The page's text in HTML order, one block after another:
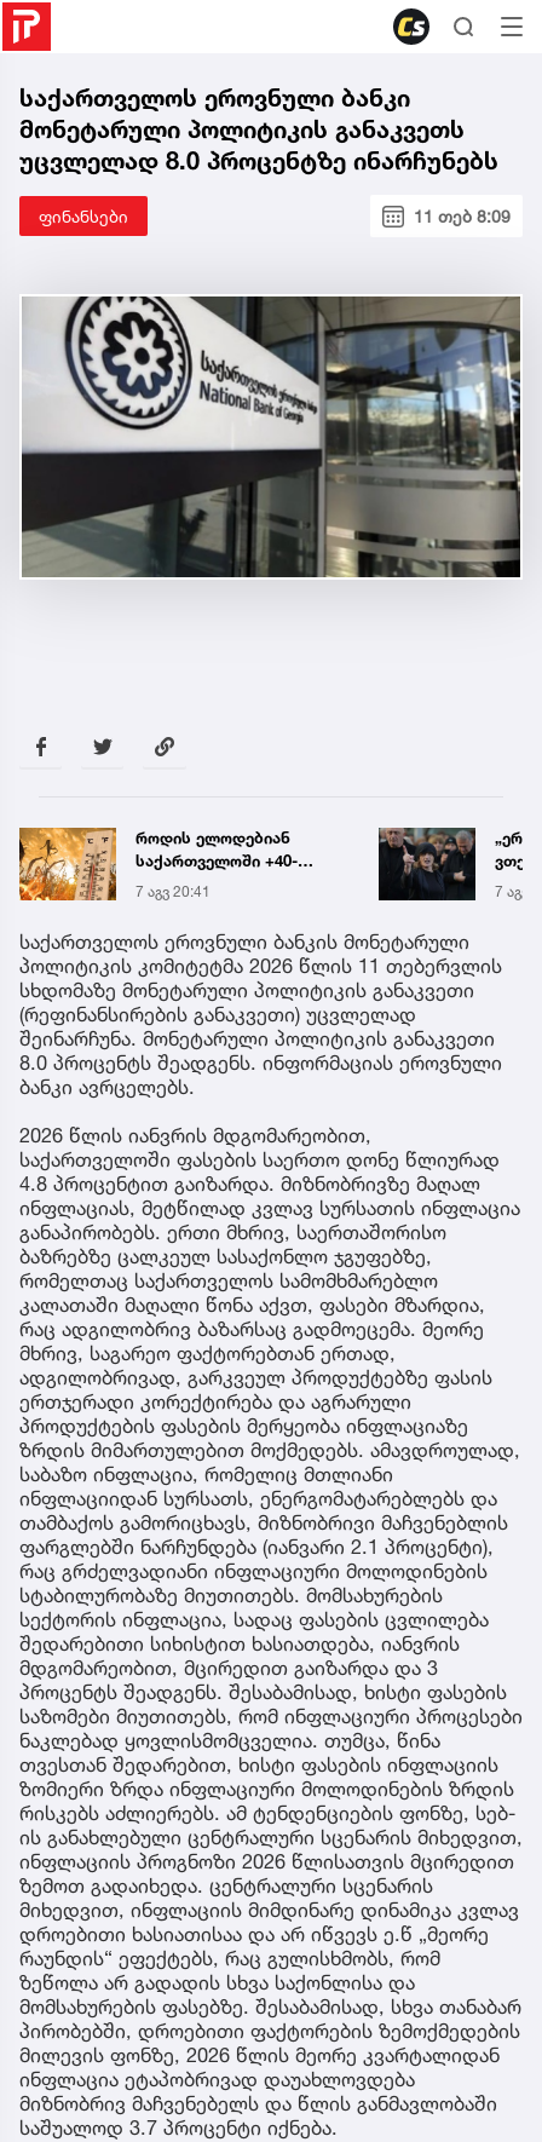
საქართველოს ეროვნული ბანკი
მონეტარული პოლიტიკის განაკვეთს
უცვლელად 8.0 პროცენტზე ინარჩუნებს
ფინანსები 11 თებ 8:09
„ერთი წინადადება რომ
ვთქვა, ის გახდის
ნათელს, თუ რატომ იყო
ნია იმნაძე
წამქეზებელი...“ - გიგა
ავალიანის დედა
7 აგვ 20:19
რა
7 აგვ
საქართველოს ეროვნული ბანკის მონეტარული
პოლიტიკის კომიტეტმა 2026 წლის 11 თებერვლის
სხდომაზე მონეტარული პოლიტიკის განაკვეთი
(რეფინანსირების განაკვეთი) უცვლელად
შეინარჩუნა. მონეტარული პოლიტიკის განაკვეთი
8.0 პროცენტს შეადგენს. ინფორმაციას ეროვნული
ბანკი ავრცელებს.
2026 წლის იანვრის მდგომარეობით,
საქართველოში ფასების საერთო დონე წლიურად
4.8 პროცენტით გაიზარდა. მიზნობრივზე მაღალ
ინფლაციას, მეტწილად კვლავ სურსათის ინფლაცია
განაპირობებს. ერთი მხრივ, საერთაშორისო
ბაზრებზე ცალკეულ სასაქონლო ჯგუფებზე,
რომელთაც საქართველოს სამომხმარებლო
კალათაში მაღალი წონა აქვთ, ფასები მზარდია,
რაც ადგილობრივ ბაზარსაც გადმოეცემა. მეორე
მხრივ, საგარეო ფაქტორებთან ერთად,
ადგილობრივად, გარკვეულ პროდუქტებზე ფასის
ერთჯერადი კორექტირება და აგრარული
პროდუქტების ფასების მერყეობა ინფლაციაზე
ზრდის მიმართულებით მოქმედებს. ამავდროულად,
საბაზო ინფლაცია, რომელიც მთლიანი
ინფლაციიდან სურსათს, ენერგომატარებლებს და
თამბაქოს გამორიცხავს, მიზნობრივი მაჩვენებლის
ფარგლებში ნარჩუნდება (იანვარი 2.1 პროცენტი),
რაც გრძელვადიანი ინფლაციური მოლოდინების
სტაბილურობაზე მიუთითებს. მომსახურების
სექტორის ინფლაცია, სადაც ფასების ცვლილება
შედარებითი სიხისტით ხასიათდება, იანვრის
მდგომარეობით, მცირედით გაიზარდა და 3
პროცენტს შეადგენს. შესაბამისად, ხისტი ფასების
საზომები მიუთითებს, რომ ინფლაციური პროცესები
ნაკლებად ყოვლისმომცველია. თუმცა, წინა
თვესთან შედარებით, ხისტი ფასების ინფლაციის
ზომიერი ზრდა ინფლაციური მოლოდინების ზრდის
რისკებს აძლიერებს. ამ ტენდენციების ფონზე, სებ-
ის განახლებული ცენტრალური სცენარის მიხედვით,
ინფლაციის პროგნოზი 2026 წლისათვის მცირედით
ზემოთ გადაიხედა. ცენტრალური სცენარის
მიხედვით, ინფლაციის მიმდინარე დინამიკა კვლავ
დროებითი ხასიათისაა და არ იწვევს ე.წ „მეორე
რაუნდის“ ეფექტებს, რაც გულისხმობს, რომ
ზეწოლა არ გადადის სხვა საქონლისა და
მომსახურების ფასებზე. შესაბამისად, სხვა თანაბარ
პირობებში, დროებითი ფაქტორების ზემოქმედების
მილევის ფონზე, 2026 წლის მეორე კვარტალიდან
ინფლაცია ეტაპობრივად დაუახლოვდება
მიზნობრივ მაჩვენებელს და წლის განმავლობაში
საშუალოდ 3.7 პროცენტი იქნება.